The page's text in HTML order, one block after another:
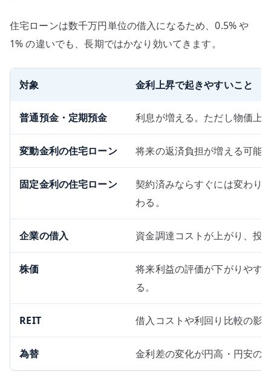
住宅ローンは数千万円単位の借入になるため、0.5% や
1% の違いでも、長期ではかなり効いてきます。
対象 金利上昇で起きやすいこと
普通預金・定期預金 利息が増える。ただし物価上
変動金利の住宅ローン 将来の返済負担が増える可能
固定金利の住宅ローン
契約済みならすぐには変わり
わる。
企業の借入 資金調達コストが上がり、投
株価
将来利益の評価が下がりやす
る。
REIT 借入コストや利回り比較の影
為替 金利差の変化が円高・円安の